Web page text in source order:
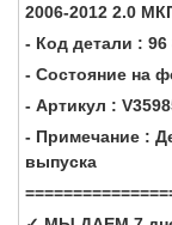
2006-2012 2.0
- Код детали : 96
- Состояние на
- Артикул :
- Примечание :
выпуска